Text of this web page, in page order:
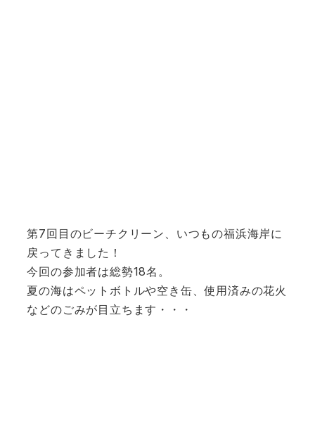
第7回目のビーチクリーン、いつもの福浜海岸に
戻ってきました！
今回の参加者は総勢18名。
夏の海はペットボトルや空き缶、使用済みの花火
などのごみが目立ちます・・・